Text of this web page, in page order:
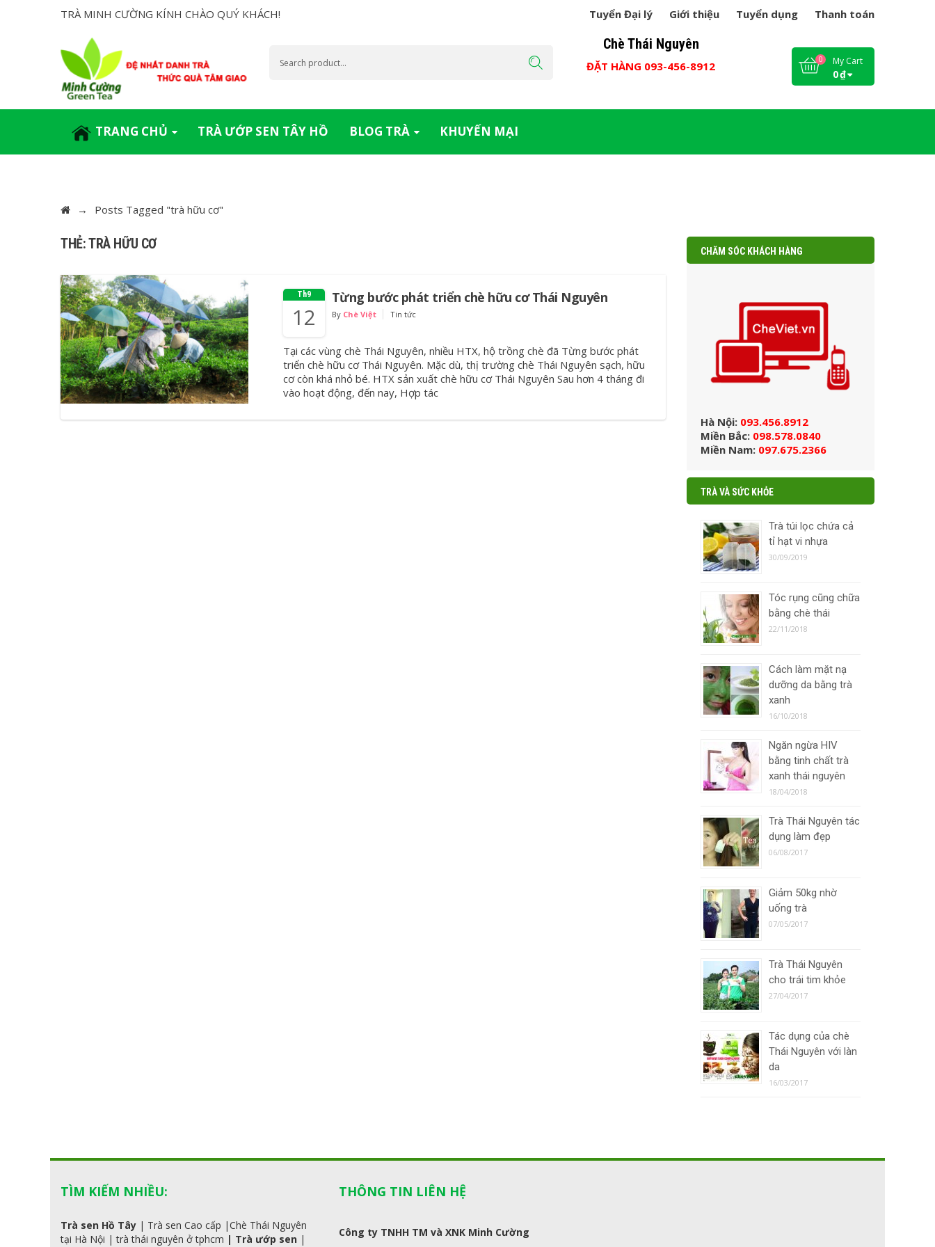
TRÀ MINH CƯỜNG KÍNH CHÀO QUÝ KHÁCH! Tuyển Đại lý Giới thiệu Tuyển dụng Thanh toán
Chè Thái Nguyên
ĐẶT HÀNG 093-456-8912 My Cart
0₫
TRANG CHỦ TRÀ ƯỚP SEN TÂY HỒ BLOG TRÀ KHUYẾN MẠI
→ Posts Tagged "trà hữu cơ"
THẺ: TRÀ HỮU CƠ
Th9
12
Từng bước phát triển chè hữu cơ Thái Nguyên
By Chè Việt Tin tức
Tại các vùng chè Thái Nguyên, nhiều HTX, hộ trồng chè đã Từng bước phát
triển chè hữu cơ Thái Nguyên. Mặc dù, thị trường chè Thái Nguyên sạch, hữu
cơ còn khá nhỏ bé. HTX sản xuất chè hữu cơ Thái Nguyên Sau hơn 4 tháng đi
vào hoạt động, đến nay, Hợp tác
CHĂM SÓC KHÁCH HÀNG
Hà Nội: 093.456.8912
Miền Bắc: 098.578.0840
Miền Nam: 097.675.2366
TRÀ VÀ SỨC KHỎE
Trà túi lọc chứa cả
tỉ hạt vi nhựa
30/09/2019
Tóc rụng cũng chữa
bằng chè thái
22/11/2018
Cách làm mặt nạ
dưỡng da bằng trà
xanh
16/10/2018
Ngăn ngừa HIV
bằng tinh chất trà
xanh thái nguyên
18/04/2018
Trà Thái Nguyên tác
dụng làm đẹp
06/08/2017
Giảm 50kg nhờ
uống trà
07/05/2017
Trà Thái Nguyên
cho trái tim khỏe
27/04/2017
Tác dụng của chè
Thái Nguyên với làn
da
16/03/2017
TÌM KIẾM NHIỀU:
Trà sen Hồ Tây | Trà sen Cao cấp |Chè Thái Nguyên
tại Hà Nội |trà thái nguyên ở tphcm | Trà ướp sen |
THÔNG TIN LIÊN HỆ
Công ty TNHH TM và XNK Minh Cường